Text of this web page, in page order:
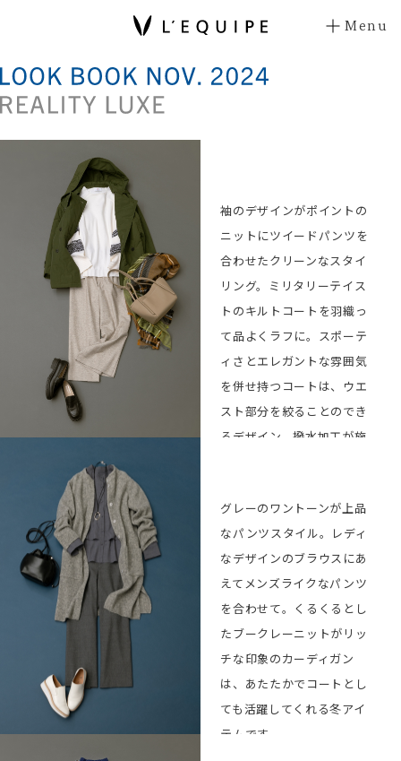
Menu
袖のデザインがポイントの
ニットにツイードパンツを
合わせたクリーンなスタイ
リング。ミリタリーテイス
トのキルトコートを羽織っ
て品よくラフに。スポーテ
ィさとエレガントな雰囲気
を併せ持つコートは、ウエ
スト部分を絞ることのでき
るデザイン。撥水加工が施
Coat ¥81,400 BUY
Knit ¥39,600 BUY
Shoes
(CORSO
ROMA,9×L’EQUIP
E) ¥35,200
BUY
グレーのワントーンが上品
なパンツスタイル。レディ
なデザインのブラウスにあ
えてメンズライクなパンツ
を合わせて。くるくるとし
たブークレーニットがリッ
チな印象のカーディガン
は、あたたかでコートとし
ても活躍してくれる冬アイ
テムです。